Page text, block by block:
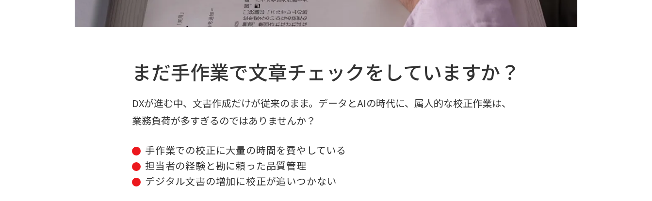
まだ手作業で文章チェックをしていますか？
DXが進む中、文書作成だけが従来のまま。データとAIの時代に、属人的な校正作業は、
業務負荷が多すぎるのではありませんか？
手作業での校正に大量の時間を費やしている
担当者の経験と勘に頼った品質管理
デジタル文書の増加に校正が追いつかない